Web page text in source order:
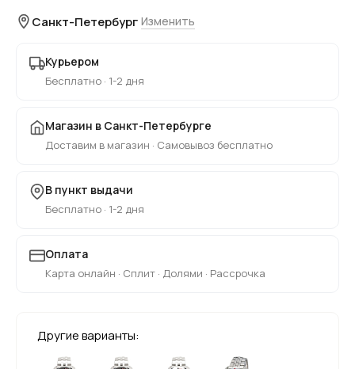
Санкт-Петербург Изменить
Курьером
Бесплатно · 1-2 дня
Магазин в Санкт-Петербурге
Доставим в магазин · Самовывоз бесплатно
В пункт выдачи
Бесплатно · 1-2 дня
Оплата
Карта онлайн · Сплит · Долями · Рассрочка
Другие варианты: